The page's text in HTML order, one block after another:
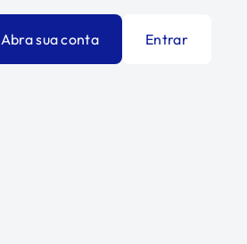
Abra sua conta Entrar